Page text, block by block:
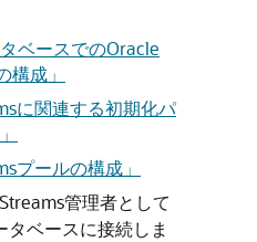
ベースでのOracle
構成」
に関連する初期化パ
プールの構成」
管理者として
ベースに接続しま